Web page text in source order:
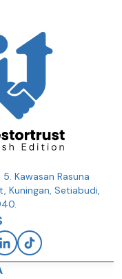
Kawasan Rasuna
Kuningan, Setiabudi,